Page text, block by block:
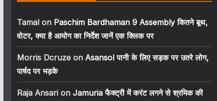
Tamalon Paschim Bardhaman 9 Assembly कितने बूथ,
वोटर, क्या है आयोग का निर्देश जानें एक क्लिक पर
Morris Dcruzeon Asansol पानी के लिए सड़क पर उतरे लोग,
पार्षद पर भड़के
Raja Ansarion Jamuria फैक्ट्री में करंट लगने से श्रमिक की